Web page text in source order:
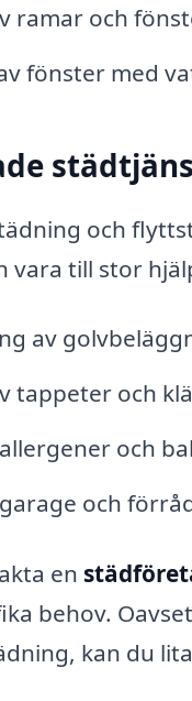
ramar och
fönster med
och
vara till stor
av
tappeter och
och
och
en
behov.
kan du